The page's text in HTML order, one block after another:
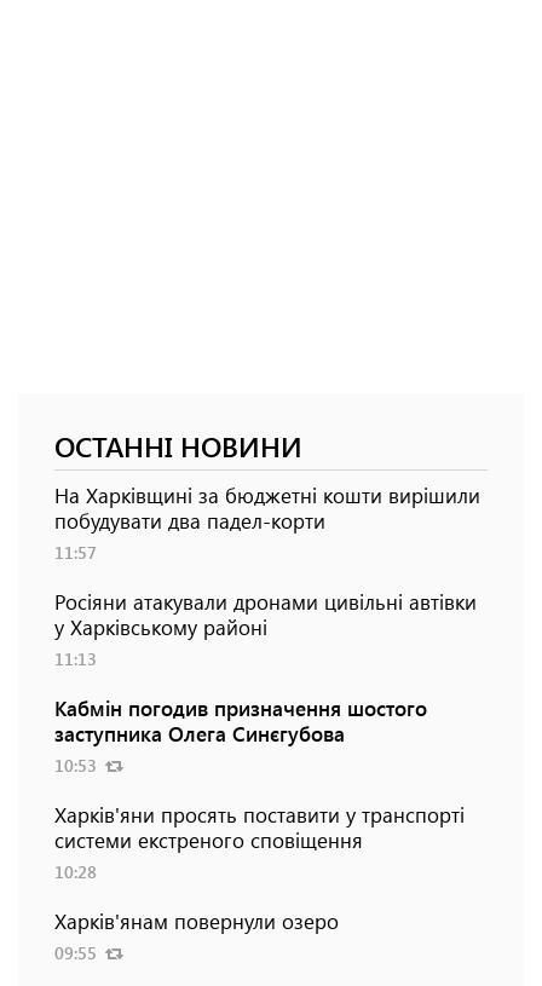
ОСТАННІ НОВИНИ
На Харківщині за бюджетні кошти вирішили
побудувати два падел-корти
11:57
Росіяни атакували дронами цивільні автівки
у Харківському районі
11:13
Кабмін погодив призначення шостого
заступника Олега Синєгубова
10:53
Харків'яни просять поставити у транспорті
системи екстреного сповіщення
10:28
Харків'янам повернули озеро
09:55